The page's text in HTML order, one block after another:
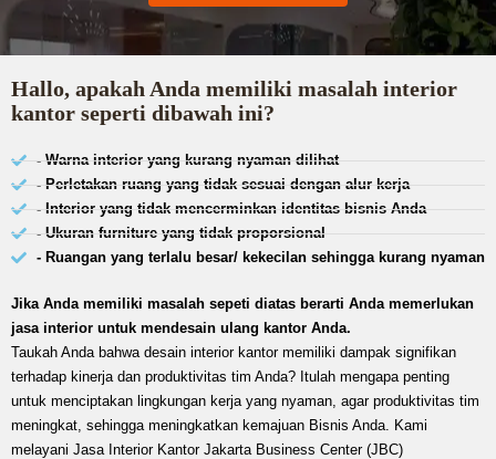
Hallo, apakah Anda memiliki masalah interior
kantor seperti dibawah ini?
- Warna interior yang kurang nyaman dilihat
- Perletakan ruang yang tidak sesuai dengan alur kerja
- Interior yang tidak mencerminkan identitas bisnis Anda
- Ukuran furniture yang tidak proporsional
- Ruangan yang terlalu besar/ kekecilan sehingga kurang nyaman
Jika Anda memiliki masalah sepeti diatas berarti Anda memerlukan
jasa interior untuk mendesain ulang kantor Anda.
Taukah Anda bahwa desain interior kantor memiliki dampak signifikan
terhadap kinerja dan produktivitas tim Anda? Itulah mengapa penting
untuk menciptakan lingkungan kerja yang nyaman, agar produktivitas tim
meningkat, sehingga meningkatkan kemajuan Bisnis Anda. Kami
melayani Jasa Interior Kantor Jakarta Business Center (JBC)